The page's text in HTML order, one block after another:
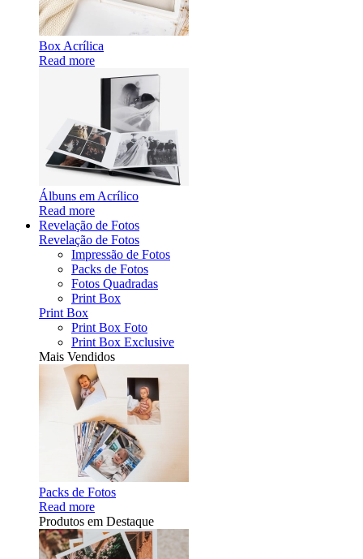
Box Acrílica
Read more
Álbuns em Acrílico
Read more
Revelação de Fotos
Revelação de Fotos
Impressão de Fotos
Packs de Fotos
Fotos Quadradas
Print Box
Print Box
Print Box Foto
Print Box Exclusive
Mais Vendidos
Packs de Fotos
Read more
Produtos em Destaque